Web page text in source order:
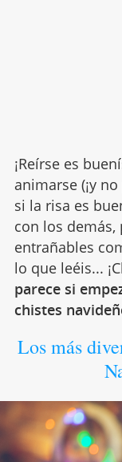
¡Reírse es
animarse (¡y
si la risa es
con los
entrañables
lo que leéis...
parece si
chistes
Los más